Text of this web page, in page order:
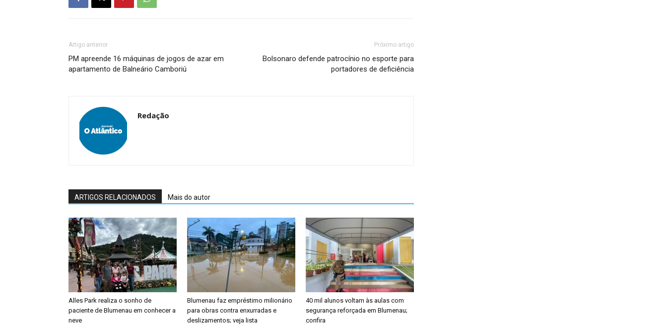
Artigo anterior
PM apreende 16 máquinas de jogos de azar em
apartamento de Balneário Camboriú
Próximo artigo
Bolsonaro defende patrocínio no esporte para
portadores de deficiência
Redação
ARTIGOS RELACIONADOS Mais do autor
Alles Park realiza o sonho de
paciente de Blumenau em conhecer a
neve
Blumenau faz empréstimo milionário
para obras contra enxurradas e
deslizamentos; veja lista
40 mil alunos voltam às aulas com
segurança reforçada em Blumenau;
confira